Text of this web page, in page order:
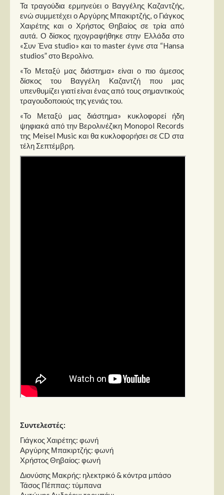
Τα τραγούδια ερμηνεύει ο Βαγγέλης Καζαντζής,
ενώ συμμετέχει ο Αργύρης Μπακιρτζής, ο Γιάγκος
Χαιρέτης και ο Χρήστος Θηβαίος σε τρία από
αυτά. Ο δίσκος ηχογραφήθηκε στην Ελλάδα στο
«Συν Ένα studio» και το master έγινε στα “Hansa
studios” στο Βερολίνο.
«Το Μεταξύ μας διάστημα» είναι ο πιο άμεσος
δίσκος του Βαγγέλη Καζαντζή που μας
υπενθυμίζει γιατί είναι ένας από τους σημαντικούς
τραγουδοποιούς της γενιάς του.
«Το Μεταξύ μας διάστημα» κυκλοφορεί ήδη
ψηφιακά από την Βερολινέζικη Monopol Records
της Meisel Music και θα κυκλοφορήσει σε CD στα
τέλη Σεπτέμβρη.
Συντελεστές:
Γιάγκος Χαιρέτης: φωνή
Αργύρης Μπακιρτζής: φωνή
Χρήστος Θηβαίος: φωνή
Διονύσης Μακρής: ηλεκτρικό & κόντρα μπάσο
Τάσος Πέππας: τύμπανα